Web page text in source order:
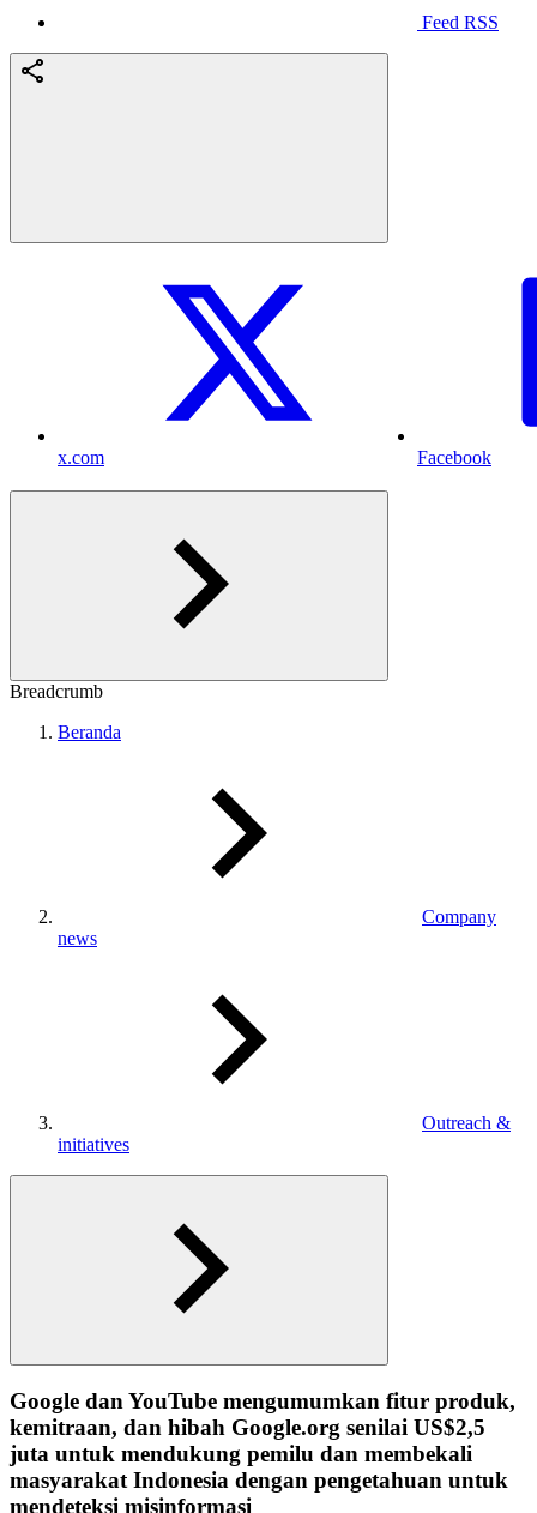
Feed RSS
x.com Facebook
Breadcrumb
Beranda
Company
news
Outreach &
initiatives
Google dan YouTube mengumumkan fitur produk,
kemitraan, dan hibah Google.org senilai US$2,5
juta untuk mendukung pemilu dan membekali
masyarakat Indonesia dengan pengetahuan untuk
mendeteksi misinformasi